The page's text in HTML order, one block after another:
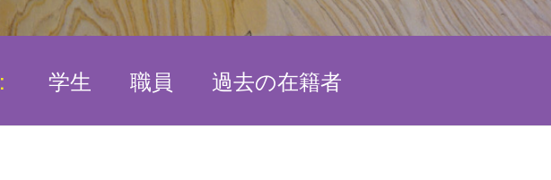
学生 職員 過去の在籍者